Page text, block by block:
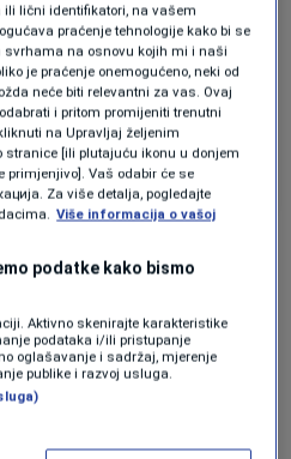
operatera u 2023.
prihod od
500 miliona KM,
da bi u ovoj
mogao biti i premašen
Polić
poboljšana,
prihod po
KM, uz
za 0,4%.
lični identifikatori, na vašem
praćenje tehnologije kako bi se
na osnovu kojih mi i naši
je praćenje onemogućeno, neki od
neće biti relevantni za vas. Ovaj
i pritom promijeniti trenutni
na Upravljaj željenim
[ili plutajuću ikonu u donjem
primjenjivo]. Vaš odabir će se
Za više detalja, pogledajte
Više informacija o vašoj
podatke kako bismo
Aktivno skenirajte karakteristike
podataka i/ili pristupanje
oglašavanje i sadržaj, mjerenje
publike i razvoj usluga.